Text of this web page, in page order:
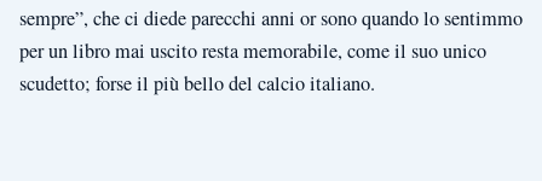
sempre”, che ci diede parecchi anni or sono quando lo sentimmo
per un libro mai uscito resta memorabile, come il suo unico
scudetto; forse il più bello del calcio italiano.